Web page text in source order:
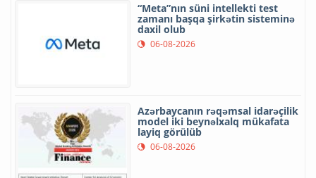
“Meta”nın süni intellekti test
zamanı başqa şirkətin sisteminə
daxil olub
06-08-2026
Azərbaycanın rəqəmsal idarəçilik
model iki beynəlxalq mükafata
layiq görülüb
06-08-2026